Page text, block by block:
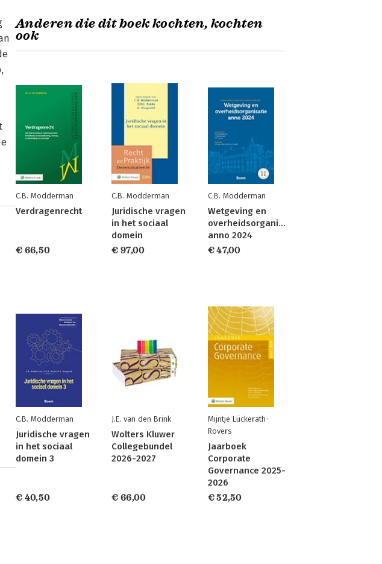
Anderen die dit boek kochten, kochten
ook
C.B. Modderman
Verdragenrecht
€ 66,50
C.B. Modderman
Juridische vragen
in het sociaal
domein
€ 97,00
C.B. Modderman
Wetgeving en
overheidsorganisatie
anno 2024
€ 47,00
C.B. Modderman
Juridische vragen
in het sociaal
domein 3
€ 40,50
J.E. van den Brink
Wolters Kluwer
Collegebundel
2026-2027
€ 66,00
Mijntje Lückerath-
Rovers
Jaarboek
Corporate
Governance 2025-
2026
€ 52,50